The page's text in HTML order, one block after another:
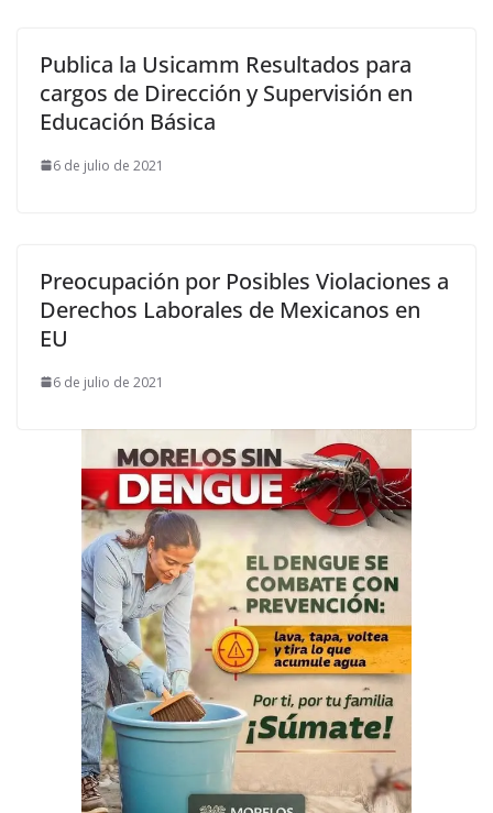
Publica la Usicamm Resultados para
cargos de Dirección y Supervisión en
Educación Básica
6 de julio de 2021
Preocupación por Posibles Violaciones a
Derechos Laborales de Mexicanos en
EU
6 de julio de 2021